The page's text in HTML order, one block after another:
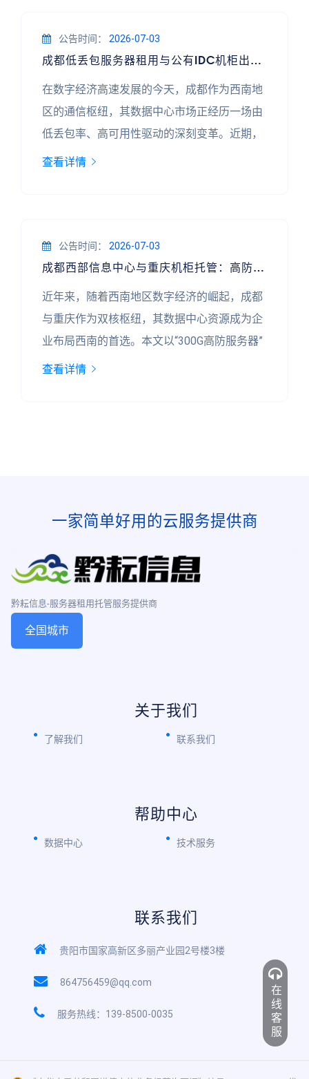
### 一、地理优势与网络架构：全域覆盖的基
石 该机房选址重庆两江新区，依托重庆至成
都、贵阳、昆明等西南核心城市的
公告时间： 2026-07-03
成都低丢包服务器租用与公有IDC机柜出租：云会议许可证下的合规实践
在数字经济高速发展的今天，成都作为西南地
区的通信枢纽，其数据中心市场正经历一场由
低丢包率、高可用性驱动的深刻变革。近期，
多家行业媒体与智库报告聚焦于“低丢包服务器
具价值的参照样本。 **低丢包：从技术指标到
服务承诺** 传统IDC租用中，丢包率常被简化
为一个技术参数，但
查看详情
公告时间： 2026-07-03
成都西部信息中心与重庆机柜托管：高防服务器部署的实战案例解析
近年来，随着西南地区数字经济的崛起，成都
与重庆作为双核枢纽，其数据中心资源成为企
业布局西南的首选。本文以“300G高防服务器”
在成都西部信息中心及重庆机柜托管的实际部
查看详情
一家简单好用的云服务提供商
黔耘信息-服务器租用托管服务提供商
全国城市
关于我们
了解我们 联系我们
帮助中心
数据中心 技术服务
联系我们
贵阳市国家高新区多丽产业园2号楼3楼
864756459@qq.com
服务热线：139-8500-0035 在线客服